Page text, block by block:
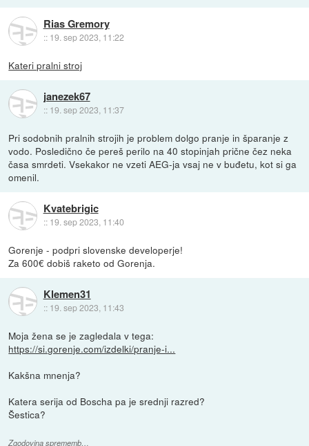
Rias Gremory
:: 19. sep 2023, 11:22
Kateri pralni stroj
janezek67
:: 19. sep 2023, 11:37
Pri sodobnih pralnih strojih je problem dolgo pranje in šparanje z
vodo. Posledično če pereš perilo na 40 stopinjah prične čez neka
časa smrdeti. Vsekakor ne vzeti AEG-ja vsaj ne v buđetu, kot si ga
omenil.
Kvatebrigic
:: 19. sep 2023, 11:40
Gorenje - podpri slovenske developerje!
Za 600€ dobiš raketo od Gorenja.
Klemen31
:: 19. sep 2023, 11:43
Moja žena se je zagledala v tega:
https://si.gorenje.com/izdelki/pranje-i...
Kakšna mnenja?
Katera serija od Boscha pa je srednji razred?
Šestica?
Zgodovina sprememb…